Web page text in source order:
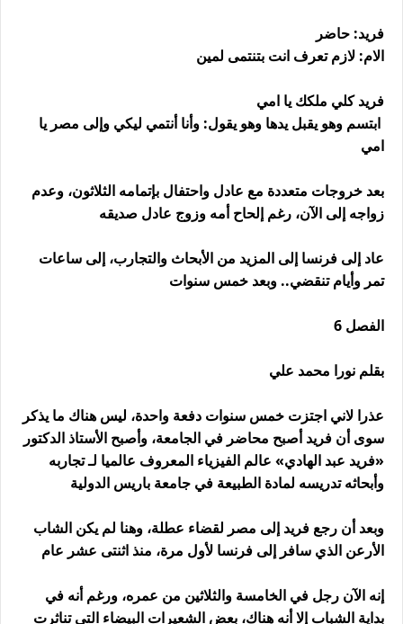
فريد: حاضر
الام: لازم تعرف انت بتنتمى لمين
فريد كلي ملكك يا امي
ابتسم وهو يقبل يدها وهو يقول: وأنا أنتمي ليكي وإلى مصر يا
امي
بعد خروجات متعددة مع عادل واحتفال بإتمامه الثلاثون، وعدم
زواجه إلى الآن، رغم إلحاح أمه وزوج عادل صديقه
عاد إلى فرنسا إلى المزيد من الأبحاث والتجارب، إلى ساعات
تمر وأيام تنقضي.. وبعد خمس سنوات
الفصل 6
بقلم نورا محمد علي
عذرا لاني اجتزت خمس سنوات دفعة واحدة، ليس هناك ما يذكر
سوى أن فريد أصبح محاضر في الجامعة، وأصبح الأستاذ الدكتور
«فريد عبد الهادي» عالم الفيزياء المعروف عالميا لـ تجاربه
وأبحاثه تدريسه لمادة الطبيعة في جامعة باريس الدولية
وبعد أن رجع فريد إلى مصر لقضاء عطلة، وهنا لم يكن الشاب
الأرعن الذي سافر إلى فرنسا لأول مرة، منذ اثنتى عشر عام
إنه الآن رجل في الخامسة والثلاثين من عمره، ورغم أنه في
بداية الشباب إلا أنه هناك، بعض الشعيرات البيضاء التي تناثرت